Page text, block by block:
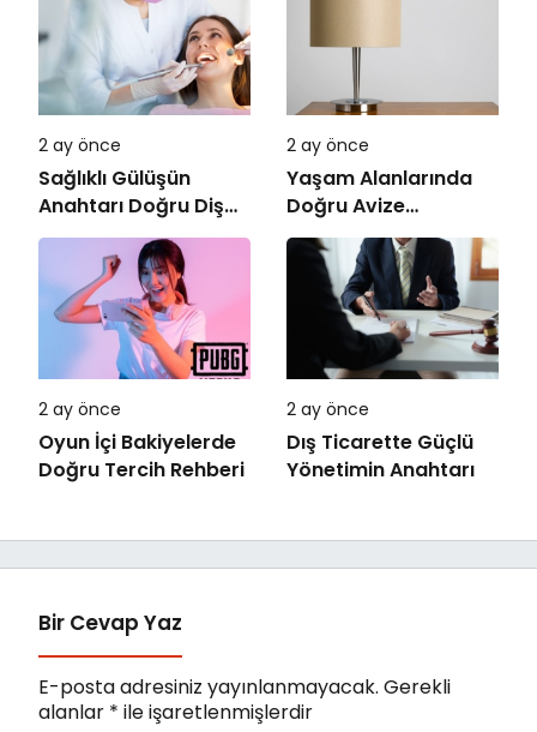
2 ay önce
Sağlıklı Gülüşün
Anahtarı Doğru Diş
Tedavisi
2 ay önce
Yaşam Alanlarında
Doğru Avize
Seçiminin Önemi
2 ay önce
Oyun İçi Bakiyelerde
Doğru Tercih Rehberi
2 ay önce
Dış Ticarette Güçlü
Yönetimin Anahtarı
Bir Cevap Yaz
E-posta adresiniz yayınlanmayacak. Gerekli
alanlar * ile işaretlenmişlerdir